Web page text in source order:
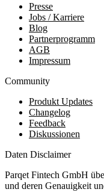
Presse
Jobs / Karriere
Blog
Partnerprogramm
AGB
Impressum
Community
Produkt Updates
Changelog
Feedback
Diskussionen
Daten Disclaimer
Parqet Fintech GmbH
und deren Genauigkeit